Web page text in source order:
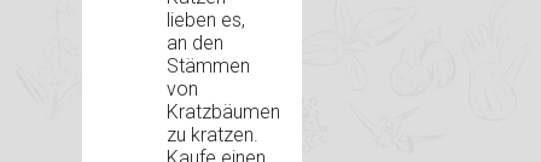
lieben es,
an den
Stämmen
von
Kratzbäumen
zu kratzen.